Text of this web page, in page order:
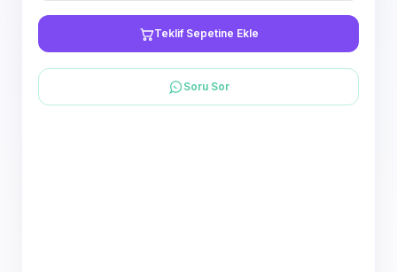
Teklif Sepetine Ekle
Soru Sor